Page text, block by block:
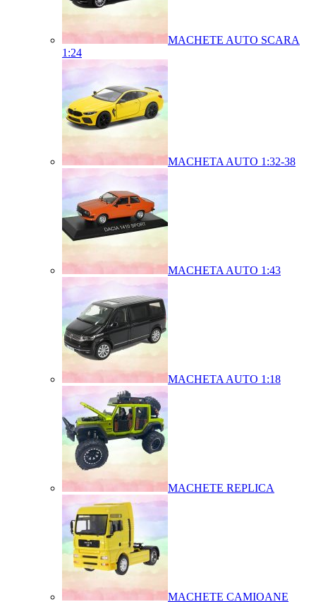
MACHETE AUTO SCARA
1:24
MACHETA AUTO 1:32-38
MACHETA AUTO 1:43
MACHETA AUTO 1:18
MACHETE REPLICA
MACHETE CAMIOANE